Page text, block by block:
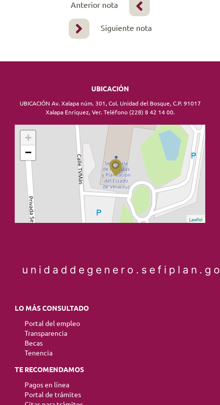
Anterior nota
Siguiente nota
UBICACIÓN
UBICACIÓN Av. Xalapa núm. 301, Col. Unidad del Bosque, C.P. 91017
Xalapa Enríquez, Ver. Teléfono (228) 8 42 14 00.
+
−
Leaflet
LO MÁS CONSULTADO
Portal del empleo
Transparencia
Becas
Tenencia
TE RECOMENDAMOS
Pagos en línea
Portal de trámites